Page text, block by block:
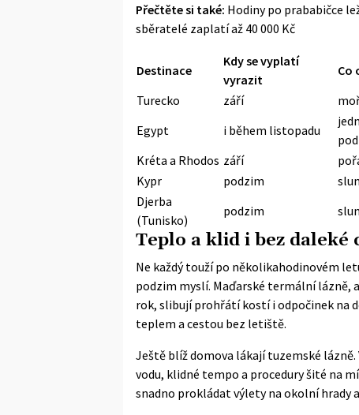
Přečtěte si také: Hodiny po prababičce
sběratelé zaplatí až 40 000 Kč
Destinace
Kdy se vyplatí
vyrazit
Co
Turecko
září
Egypt
i během listopadu
Kréta a Rhodos září
Kypr
podzim
Djerba
(Tunisko)
podzim
Teplo a klid i bez daleké
Ne každý touží po několikahodinovém
podzim myslí. Maďarské termální lázně,
rok, slibují prohřátí kostí i odpočinek na
teplem a cestou bez letiště.
Ještě blíž domova lákají tuzemské
vodu, klidné tempo a procedury šité na
snadno prokládat výlety na okolní hrady